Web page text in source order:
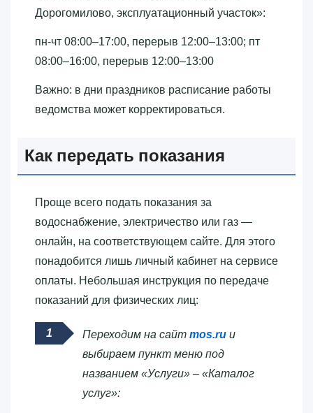
Дорогомилово, эксплуатационный участок»‎:
пн-чт 08:00–17:00, перерыв 12:00–13:00; пт
08:00–16:00, перерыв 12:00–13:00
Важно: в дни праздников расписание работы
ведомства может корректироваться.
Как передать показания
Проще всего подать показания за
водоснабжение, электричество или газ —
онлайн, на соответствующем сайте. Для этого
понадобится лишь личный кабинет на сервисе
оплаты. Небольшая инструкция по передаче
показаний для физических лиц:
Переходим на сайт mos.ru и
выбираем пункт меню под
названием «Услуги» – «Каталог
услуг»: